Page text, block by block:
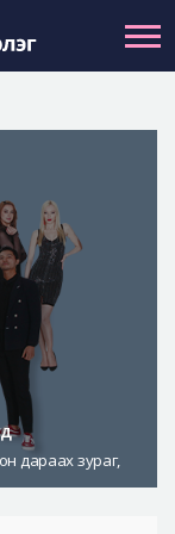
дараах зураг,